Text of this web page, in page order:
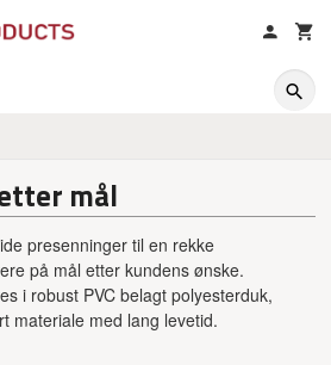
mål
presenninger til en rekke
på mål etter kundens ønske.
i robust PVC belagt polyesterduk,
materiale med lang levetid.